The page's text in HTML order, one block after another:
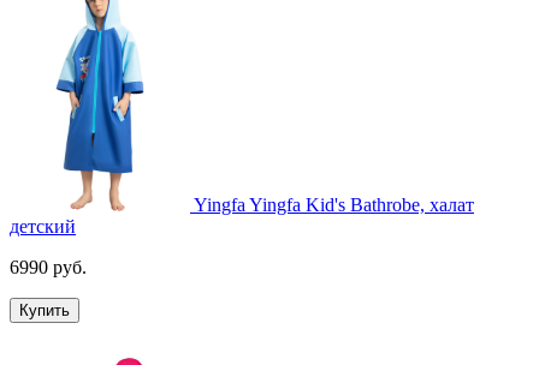
Yingfa Yingfa Kid's Bathrobe, халат
детский
6990 руб.
Купить